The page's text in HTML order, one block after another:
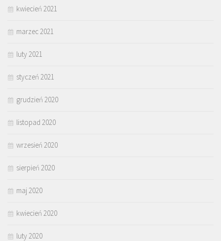
kwiecień 2021
marzec 2021
luty 2021
styczeń 2021
grudzień 2020
listopad 2020
wrzesień 2020
sierpień 2020
maj 2020
kwiecień 2020
luty 2020